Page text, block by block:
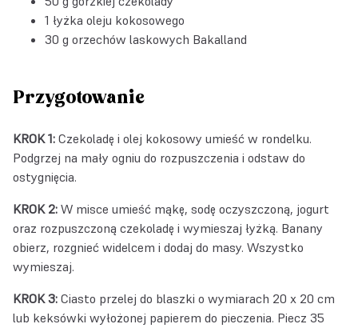
1 łyżka oleju kokosowego
30 g orzechów laskowych Bakalland
Przygotowanie
KROK 1: Czekoladę i olej kokosowy umieść w rondelku.
Podgrzej na mały ogniu do rozpuszczenia i odstaw do
ostygnięcia.
KROK 2: W misce umieść mąkę, sodę oczyszczoną, jogurt
oraz rozpuszczoną czekoladę i wymieszaj łyżką. Banany
obierz, rozgnieć widelcem i dodaj do masy. Wszystko
wymieszaj.
KROK 3: Ciasto przelej do blaszki o wymiarach 20 x 20 cm
lub keksówki wyłożonej papierem do pieczenia. Piecz 35